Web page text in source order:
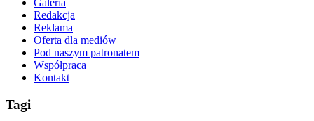
Galeria
Redakcja
Reklama
Oferta dla mediów
Pod naszym patronatem
Współpraca
Kontakt
Tagi